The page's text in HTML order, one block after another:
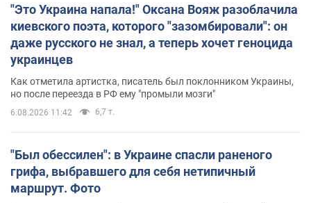
"Это Украина напала!" Оксана Вояж разоблачила
киевского поэта, которого "зазомбировали": он
даже русского не знал, а теперь хочет геноцида
украинцев
Как отметила артистка, писатель был поклонником Украины,
но после переезда в РФ ему "промыли мозги"
6.08.2026 11:42 6,7 т.
"Был обессилен": в Украине спасли раненого
грифа, выбравшего для себя нетипичный
маршрут. Фото